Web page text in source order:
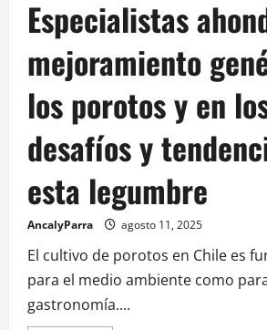
Especialistas
mejoramiento
los porotos y en
desafíos y
esta legumbre
AncalyParra agosto 11, 2025
El cultivo de porotos en Chile es
para el medio ambiente como
gastronomía....